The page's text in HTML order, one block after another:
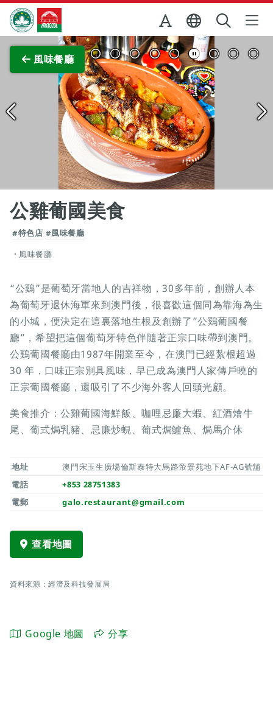
跳至主内容
澳門特別行政區政府旅遊局
風味餐廳
查看原圖
公雞葡國美食
#特色店 #風味餐廳
風味餐廳
“公鷄”是葡萄牙當地人的吉祥物，30多年前，創辦人本
為葡萄牙退休海軍來到澳門後，很喜歡這個同為靠海為生
的小城，便決定在這裏落地生根及創辦了”公鷄葡國餐
廳”，希望把這個葡萄牙特色伴隨著正宗口味帶到澳門。
公鷄葡國餐廳由1987年開業至今，在澳門已經紮根超過
30 年，口味正宗別具風味，早已成為澳門人家傳戶曉的
正宗葡國餐廳，還吸引了不少海外客人回頭光顧。
美食推介：公雞葡國海鮮飯、咖哩忌廉大蝦、紅酒燴牛
尾、葡式焗乳豬、忌廉炒蜆、葡式焗鱸魚、焗馬介休
地址
澳門宋玉生廣場倫斯泰特大馬路帝景苑地下AF-AG號舖
電話
+853 28751383
電郵
galo.restaurant@gmail.com
查看地圖
資料來源：經濟及科技發展局
Google 地圖 分享